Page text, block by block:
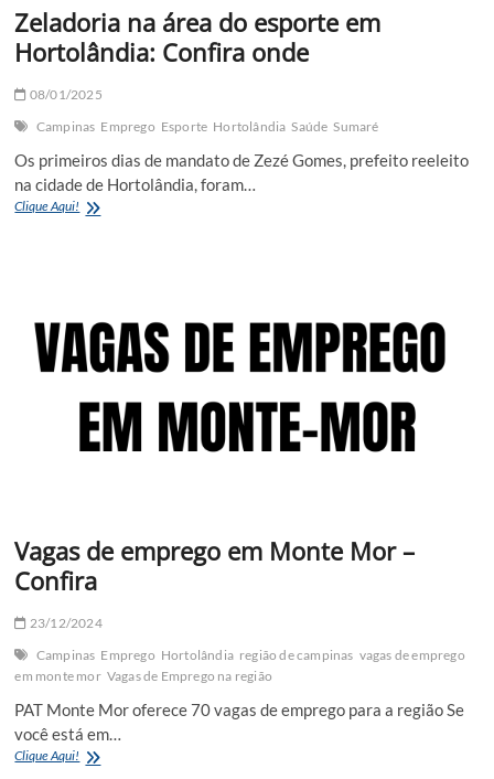
Zeladoria na área do esporte em
Hortolândia: Confira onde
08/01/2025
Campinas Emprego Esporte Hortolândia Saúde Sumaré
Os primeiros dias de mandato de Zezé Gomes, prefeito reeleito
na cidade de Hortolândia, foram…
Clique Aqui! Zeladoria
Hortolândia:
Confira
onde
Vagas de emprego em Monte Mor –
Confira
23/12/2024
Campinas Emprego Hortolândia região de campinas vagas de emprego
em monte mor Vagas de Emprego na região
PAT Monte Mor oferece 70 vagas de emprego para a região Se
você está em…
Clique Aqui! Vagas